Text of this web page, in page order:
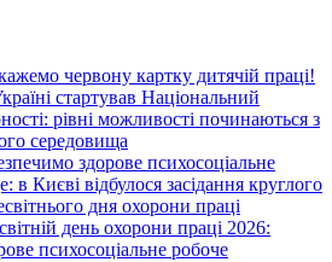
червону картку дитячій праці!
стартував Національний
рівні можливості починаються з
середовища
здорове психосоціальне
в Києві відбулося засідання круглого
дня охорони праці
день охорони праці 2026:
психосоціальне робоче